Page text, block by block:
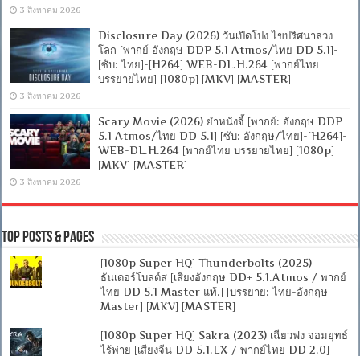
3 สิงหาคม 2026
Disclosure Day (2026) วันเปิดโปง ไขปริศนาลวง
โลก [พากย์ อังกฤษ DDP 5.1 Atmos/ไทย DD 5.1]-
[ซับ: ไทย]-[H264] WEB-DL.H.264 [พากย์ไทย
บรรยายไทย] [1080p] [MKV] [MASTER]
3 สิงหาคม 2026
Scary Movie (2026) ยำหนังจี้ [พากย์: อังกฤษ DDP
5.1 Atmos/ไทย DD 5.1] [ซับ: อังกฤษ/ไทย]-[H264]-
WEB-DL.H.264 [พากย์ไทย บรรยายไทย] [1080p]
[MKV] [MASTER]
3 สิงหาคม 2026
Top Posts & Pages
[1080p Super HQ] Thunderbolts (2025)
ธันเดอร์โบลต์ส [เสียงอังกฤษ DD+ 5.1.Atmos / พากย์
ไทย DD 5.1 Master แท้.] [บรรยาย: ไทย-อังกฤษ
Master] [MKV] [MASTER]
[1080p Super HQ] Sakra (2023) เฉียวฟง จอมยุทธ์
ไร้พ่าย [เสียงจีน DD 5.1.EX / พากย์ไทย DD 2.0]